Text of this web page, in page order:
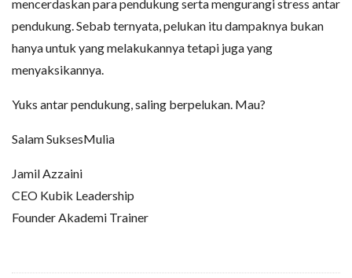
mencerdaskan para pendukung serta mengurangi stress antar
pendukung. Sebab ternyata, pelukan itu dampaknya bukan
hanya untuk yang melakukannya tetapi juga yang
menyaksikannya.
Yuks antar pendukung, saling berpelukan. Mau?
Salam SuksesMulia
Jamil Azzaini
CEO Kubik Leadership
Founder Akademi Trainer